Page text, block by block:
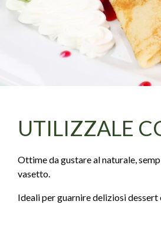
UTILIZZALE
Ottime da gustare al naturale,
vasetto.
Ideali per guarnire deliziosi dessert